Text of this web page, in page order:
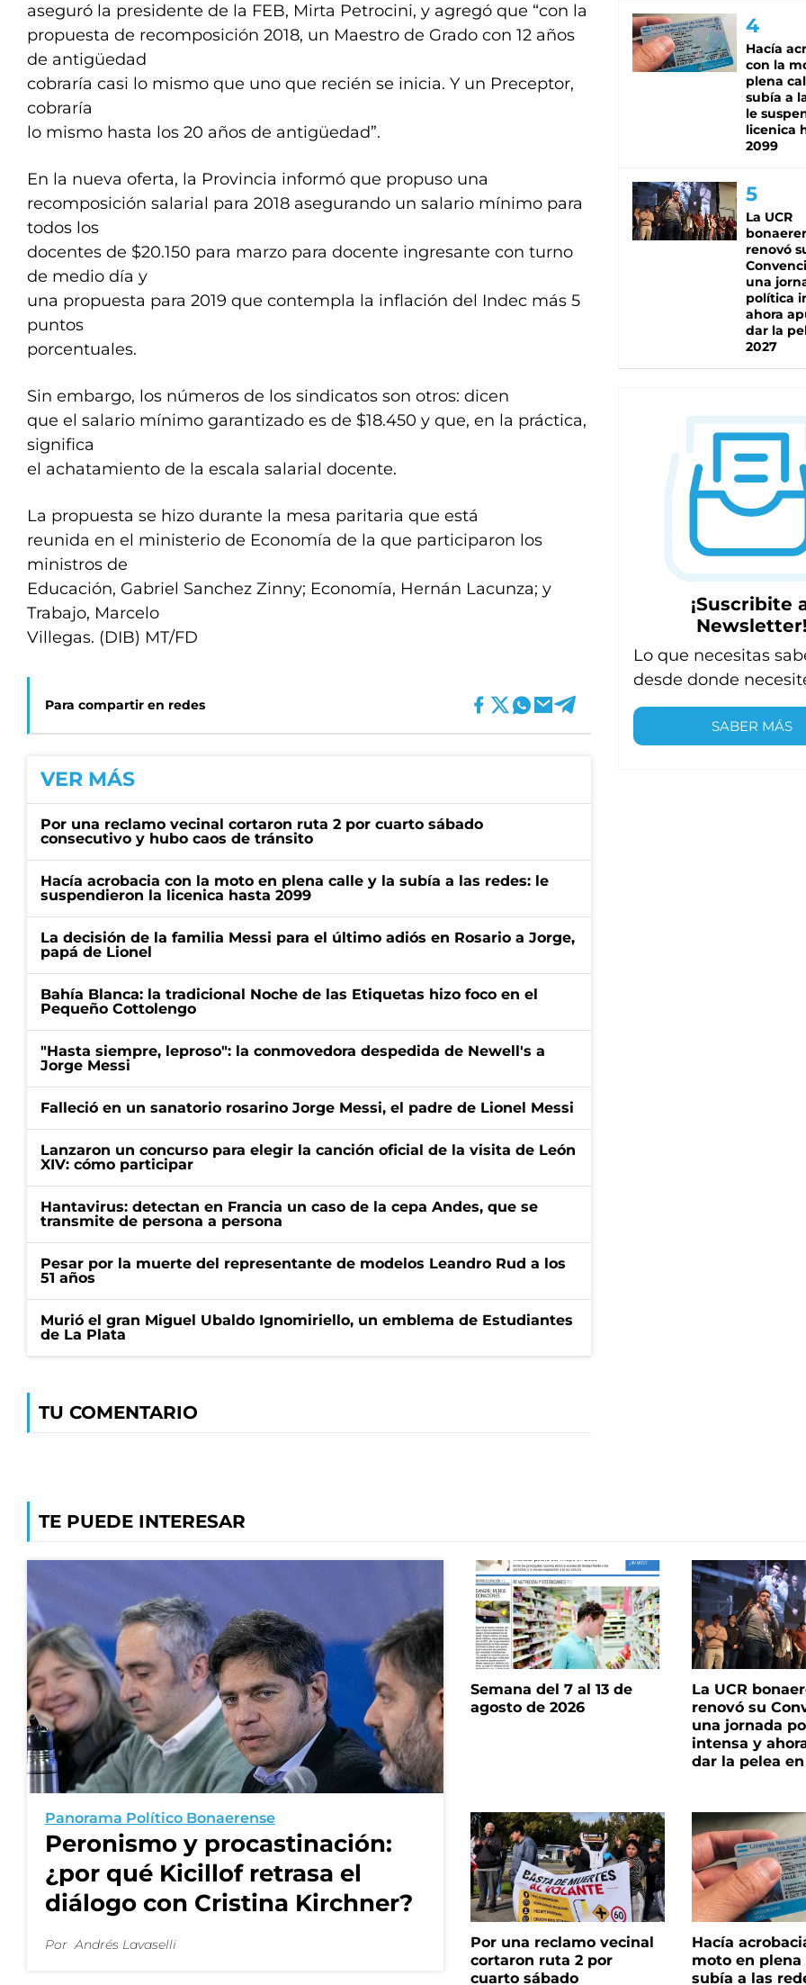
aseguró la presidente de la FEB, Mirta Petrocini, y agregó que “con la
propuesta de recomposición 2018, un Maestro de Grado con 12 años
de antigüedad
cobraría casi lo mismo que uno que recién se inicia. Y un Preceptor,
cobraría
lo mismo hasta los 20 años de antigüedad”.
En la nueva oferta, la Provincia informó que propuso una
recomposición salarial para 2018 asegurando un salario mínimo para
todos los
docentes de $20.150 para marzo para docente ingresante con turno
de medio día y
una propuesta para 2019 que contempla la inflación del Indec más 5
puntos
porcentuales.
Sin embargo, los números de los sindicatos son otros: dicen
que el salario mínimo garantizado es de $18.450 y que, en la práctica,
significa
el achatamiento de la escala salarial docente.
La propuesta se hizo durante la mesa paritaria que está
reunida en el ministerio de Economía de la que participaron los
ministros de
Educación, Gabriel Sanchez Zinny; Economía, Hernán Lacunza; y
Trabajo, Marcelo
Villegas. (DIB) MT/FD
Para compartir en redes
VER MÁS
Por una reclamo vecinal cortaron ruta 2 por cuarto sábado
consecutivo y hubo caos de tránsito
Hacía acrobacia con la moto en plena calle y la subía a las redes: le
suspendieron la licenica hasta 2099
La decisión de la familia Messi para el último adiós en Rosario a Jorge,
papá de Lionel
Bahía Blanca: la tradicional Noche de las Etiquetas hizo foco en el
Pequeño Cottolengo
"Hasta siempre, leproso": la conmovedora despedida de Newell's a
Jorge Messi
Falleció en un sanatorio rosarino Jorge Messi, el padre de Lionel Messi
Lanzaron un concurso para elegir la canción oficial de la visita de León
XIV: cómo participar
Hantavirus: detectan en Francia un caso de la cepa Andes, que se
transmite de persona a persona
Pesar por la muerte del representante de modelos Leandro Rud a los
51 años
Murió el gran Miguel Ubaldo Ignomiriello, un emblema de Estudiantes
de La Plata
TU COMENTARIO
Hacía
con la
plena
subía a
le
licenica
2099
La UCR
renovó
una
política
ahora
dar la
2027
¡Suscribite
Newsletter!
Lo que necesitas
desde donde
SABER MÁS
TE PUEDE INTERESAR
Panorama Político Bonaerense
Peronismo y procastinación:
¿por qué Kicillof retrasa el
diálogo con Cristina Kirchner?
Por Andrés Lavaselli
Semana del 7 al 13 de
agosto de 2026
La UCR
renovó su
una jornada
intensa y
dar la pelea en
Por una reclamo vecinal
cortaron ruta 2 por
cuarto sábado
Hacía
moto en plena
subía a las